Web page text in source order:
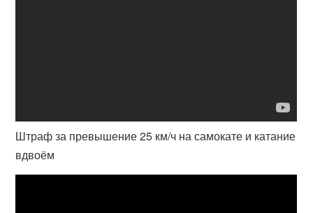
Штраф за превышение 25 км/ч на самокате и катание
вдвоём